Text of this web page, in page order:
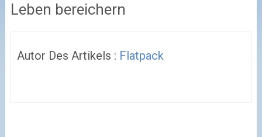
Leben bereichern
Autor Des Artikels : Flatpack